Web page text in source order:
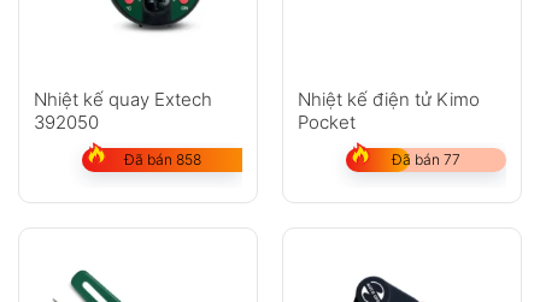
Nhiệt kế quay Extech
392050
Đã bán 858
Nhiệt kế điện tử Kimo
Pocket
Đã bán 77